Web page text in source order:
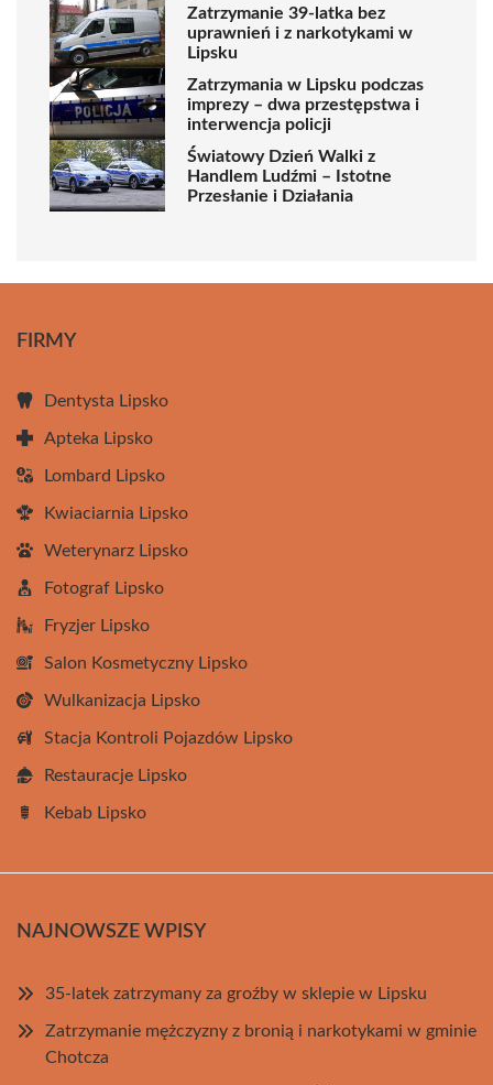
Zatrzymanie 39-latka bez
uprawnień i z narkotykami w
Lipsku
Zatrzymania w Lipsku podczas
imprezy – dwa przestępstwa i
interwencja policji
Światowy Dzień Walki z
Handlem Ludźmi – Istotne
Przesłanie i Działania
FIRMY
Dentysta Lipsko
Apteka Lipsko
Lombard Lipsko
Kwiaciarnia Lipsko
Weterynarz Lipsko
Fotograf Lipsko
Fryzjer Lipsko
Salon Kosmetyczny Lipsko
Wulkanizacja Lipsko
Stacja Kontroli Pojazdów Lipsko
Restauracje Lipsko
Kebab Lipsko
NAJNOWSZE WPISY
35-latek zatrzymany za groźby w sklepie w Lipsku
Zatrzymanie mężczyzny z bronią i narkotykami w gminie
Chotcza